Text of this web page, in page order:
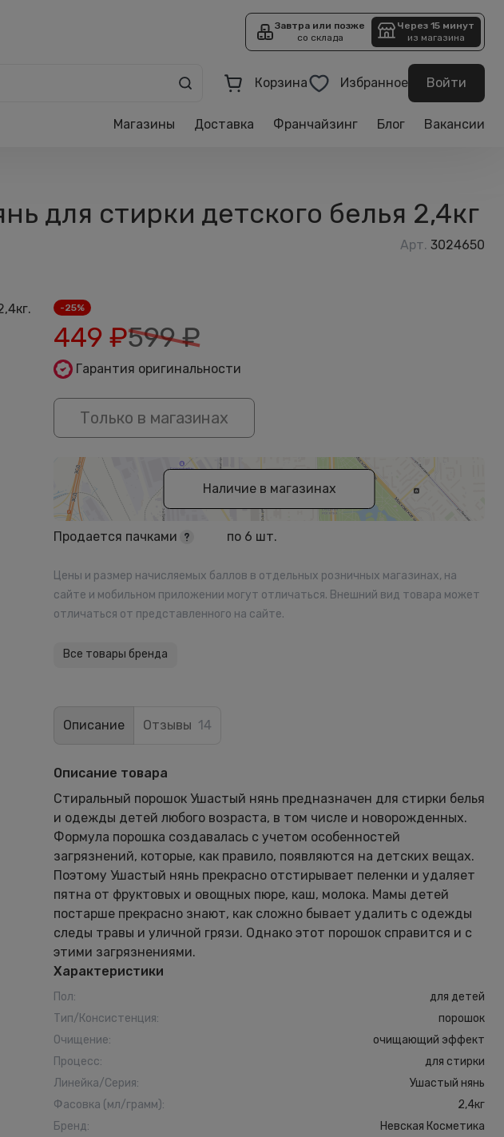
Завтра или позже
со склада
Через 15 минут
из магазина
Корзина Избранное Войти
Магазины Доставка Франчайзинг Блог Вакансии
для стирки детского белья 2,4кг
Арт. 3024650
-25%
449 ₽599₽
Гарантия оригинальности
Только в магазинах
Наличие в магазинах
Продается пачками по 6 шт.
Цены и размер начисляемых баллов в отдельных розничных магазинах, на
сайте и мобильном приложении могут отличаться. Внешний вид товара может
отличаться от представленного на сайте.
Все товары бренда
Описание Отзывы 14
Описание товара
Стиральный порошок Ушастый нянь предназначен для стирки белья
и одежды детей любого возраста, в том числе и новорожденных.
Формула порошка создавалась с учетом особенностей
загрязнений, которые, как правило, появляются на детских вещах.
Поэтому Ушастый нянь прекрасно отстирывает пеленки и удаляет
пятна от фруктовых и овощных пюре, каш, молока. Мамы детей
постарше прекрасно знают, как сложно бывает удалить с одежды
следы травы и уличной грязи. Однако этот порошок справится и с
этими загрязнениями.
Характеристики
Пол:
для детей
Тип/Консистенция:
порошок
Очищение:
очищающий эффект
Процесс:
для стирки
Линейка/Серия:
Ушастый нянь
Фасовка (мл/грамм):
2,4кг
Бренд:
Невская Косметика